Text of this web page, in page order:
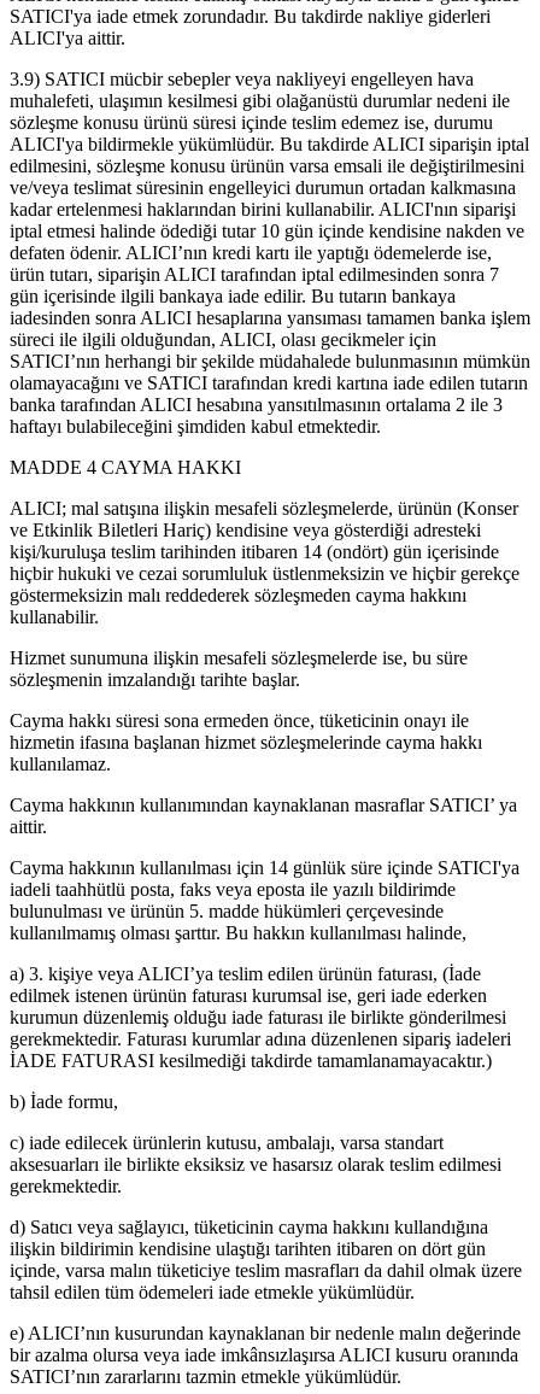
SATICI'ya iade etmek zorundadır. Bu takdirde nakliye giderleri
ALICI'ya aittir.
3.9) SATICI mücbir sebepler veya nakliyeyi engelleyen hava
muhalefeti, ulaşımın kesilmesi gibi olağanüstü durumlar nedeni ile
sözleşme konusu ürünü süresi içinde teslim edemez ise, durumu
ALICI'ya bildirmekle yükümlüdür. Bu takdirde ALICI siparişin iptal
edilmesini, sözleşme konusu ürünün varsa emsali ile değiştirilmesini
ve/veya teslimat süresinin engelleyici durumun ortadan kalkmasına
kadar ertelenmesi haklarından birini kullanabilir. ALICI'nın siparişi
iptal etmesi halinde ödediği tutar 10 gün içinde kendisine nakden ve
defaten ödenir. ALICI’nın kredi kartı ile yaptığı ödemelerde ise,
ürün tutarı, siparişin ALICI tarafından iptal edilmesinden sonra 7
gün içerisinde ilgili bankaya iade edilir. Bu tutarın bankaya
iadesinden sonra ALICI hesaplarına yansıması tamamen banka işlem
süreci ile ilgili olduğundan, ALICI, olası gecikmeler için
SATICI’nın herhangi bir şekilde müdahalede bulunmasının mümkün
olamayacağını ve SATICI tarafından kredi kartına iade edilen tutarın
banka tarafından ALICI hesabına yansıtılmasının ortalama 2 ile 3
haftayı bulabileceğini şimdiden kabul etmektedir.
MADDE 4 CAYMA HAKKI
ALICI; mal satışına ilişkin mesafeli sözleşmelerde, ürünün (Konser
ve Etkinlik Biletleri Hariç) kendisine veya gösterdiği adresteki
kişi/kuruluşa teslim tarihinden itibaren 14 (ondört) gün içerisinde
hiçbir hukuki ve cezai sorumluluk üstlenmeksizin ve hiçbir gerekçe
göstermeksizin malı reddederek sözleşmeden cayma hakkını
kullanabilir.
Hizmet sunumuna ilişkin mesafeli sözleşmelerde ise, bu süre
sözleşmenin imzalandığı tarihte başlar.
Cayma hakkı süresi sona ermeden önce, tüketicinin onayı ile
hizmetin ifasına başlanan hizmet sözleşmelerinde cayma hakkı
kullanılamaz.
Cayma hakkının kullanımından kaynaklanan masraflar SATICI’ ya
aittir.
Cayma hakkının kullanılması için 14 günlük süre içinde SATICI'ya
iadeli taahhütlü posta, faks veya eposta ile yazılı bildirimde
bulunulması ve ürünün 5. madde hükümleri çerçevesinde
kullanılmamış olması şarttır. Bu hakkın kullanılması halinde,
a) 3. kişiye veya ALICI’ya teslim edilen ürünün faturası, (İade
edilmek istenen ürünün faturası kurumsal ise, geri iade ederken
kurumun düzenlemiş olduğu iade faturası ile birlikte gönderilmesi
gerekmektedir. Faturası kurumlar adına düzenlenen sipariş iadeleri
İADE FATURASI kesilmediği takdirde tamamlanamayacaktır.)
b) İade formu,
c) iade edilecek ürünlerin kutusu, ambalajı, varsa standart
aksesuarları ile birlikte eksiksiz ve hasarsız olarak teslim edilmesi
gerekmektedir.
d) Satıcı veya sağlayıcı, tüketicinin cayma hakkını kullandığına
ilişkin bildirimin kendisine ulaştığı tarihten itibaren on dört gün
içinde, varsa malın tüketiciye teslim masrafları da dahil olmak üzere
tahsil edilen tüm ödemeleri iade etmekle yükümlüdür.
e) ALICI’nın kusurundan kaynaklanan bir nedenle malın değerinde
bir azalma olursa veya iade imkânsızlaşırsa ALICI kusuru oranında
SATICI’nın zararlarını tazmin etmekle yükümlüdür.